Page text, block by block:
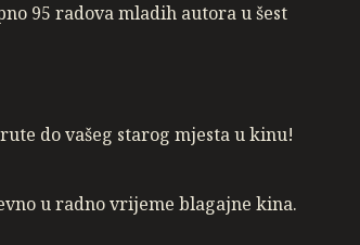
95 radova mladih autora u šest
do vašeg starog mjesta u kinu!
u radno vrijeme blagajne kina.